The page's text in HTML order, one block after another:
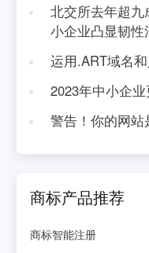
北交所去年超
小企业凸显韧性
运用.ART域名
2023年中小企
警告！你的网站
商标产品推荐
商标智能注册